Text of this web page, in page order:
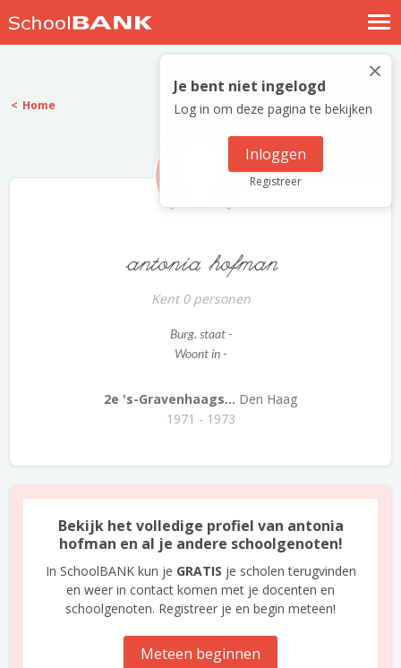
Nostalgische verhalen
Log in
Meld je gratis aan
×
Je bent niet ingelogd
Log in om deze pagina te bekijken
Inloggen
Registreer
Home
antonia hofman
Kent 0 personen
Burg. staat -
Woont in -
2e 's-Gravenhaags... Den Haag
1971 - 1973
Bekijk het volledige profiel van antonia
hofman en al je andere schoolgenoten!
In SchoolBANK kun je GRATIS je scholen terugvinden
en weer in contact komen met je docenten en
schoolgenoten. Registreer je en begin meteen!
Meteen beginnen